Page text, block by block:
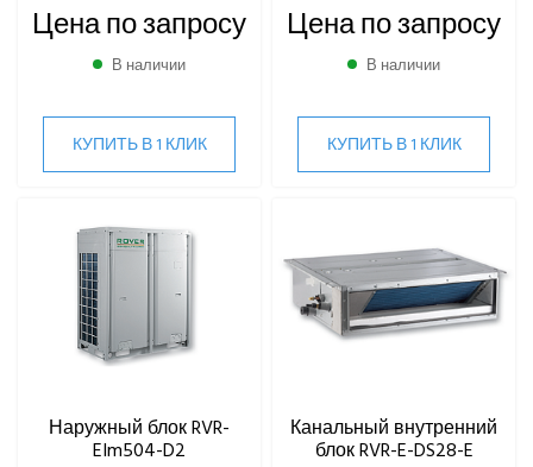
Цена по запросу
В наличии
КУПИТЬ В 1 КЛИК
Цена по запросу
В наличии
КУПИТЬ В 1 КЛИК
Наружный блок RVR-
EIm504-D2
Канальный внутренний
блок RVR-E-DS28-E